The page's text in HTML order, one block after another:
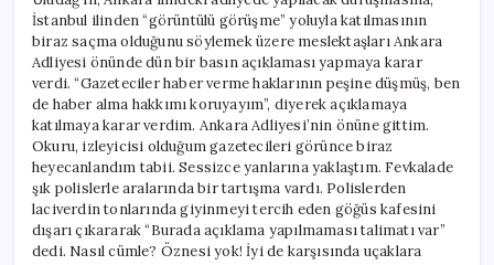
İstanbul ilinden “görüntülü görüşme” yoluyla katılmasının
biraz saçma olduğunu söylemek üzere meslektaşları Ankara
Adliyesi önünde dün bir basın açıklaması yapmaya karar
verdi. “Gazeteciler haber verme haklarının peşine düşmüş, ben
de haber alma hakkımı koruyayım”, diyerek açıklamaya
katılmaya karar verdim. Ankara Adliyesi’nin önüne gittim.
Okuru, izleyicisi olduğum gazetecileri görünce biraz
heyecanlandım tabii. Sessizce yanlarına yaklaştım. Fevkalade
şık polislerle aralarında bir tartışma vardı. Polislerden
laciverdin tonlarında giyinmeyi tercih eden göğüs kafesini
dışarı çıkararak “Burada açıklama yapılmaması talimatı var”
dedi. Nasıl cümle? Öznesi yok! İyi de karşısında uçaklara